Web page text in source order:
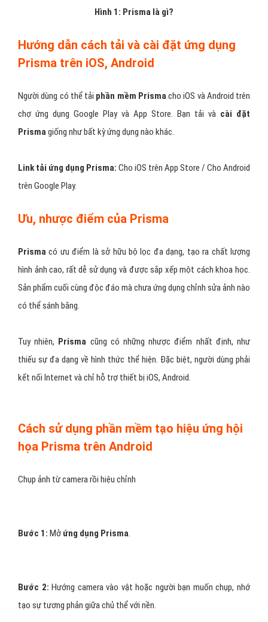
Hình 1: Prisma là gì?
Hướng dẫn cách tải và cài đặt ứng dụng
Prisma trên iOS, Android
Người dùng có thể tải phần mềm Prismacho iOS và Android trên
chợ ứng dụng Google Play và App Store. Bạn tải và cài đặt
Prismagiống như bất kỳ ứng dụng nào khác.
Link tải ứng dụng Prisma: Cho iOS trên App Store / Cho Android
trên Google Play.
Ưu, nhược điểm của Prisma
Prisma có ưu điểm là sở hữu bộ lọc đa dạng, tạo ra chất lượng
hình ảnh cao, rất dễ sử dụng và được sắp xếp một cách khoa học.
Sản phẩm cuối cùng độc đáo mà chưa ứng dụng chỉnh sửa ảnh nào
có thể sánh bằng.
Tuy nhiên, Prisma cũng có những nhược điểm nhất định, như
thiếu sự đa dạng về hình thức thể hiện. Đặc biệt, người dùng phải
kết nối Internet và chỉ hỗ trợ thiết bị iOS, Android.
Cách sử dụng phần mềm tạo hiệu ứng hội
họa Prisma trên Android
Chụp ảnh từ camera rồi hiệu chỉnh
Bước 1: Mở ứng dụng Prisma.
Bước 2:Hướng camera vào vật hoặc người bạn muốn chụp, nhớ
tạo sự tương phản giữa chủ thể với nền.